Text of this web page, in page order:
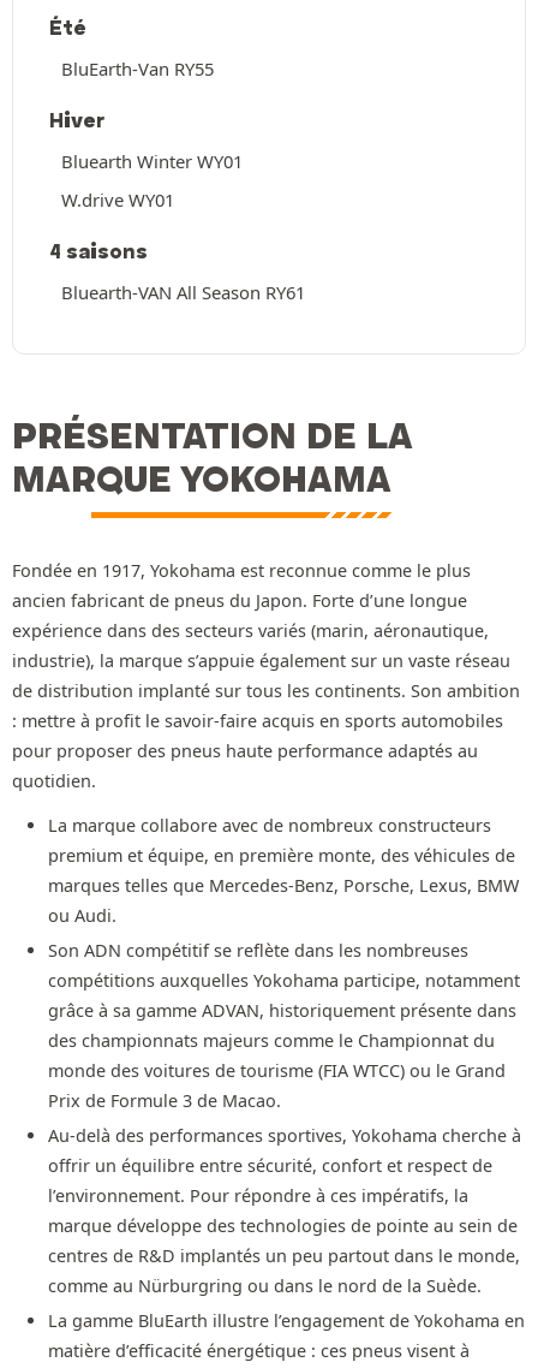
Été
BluEarth-Van RY55
Hiver
Bluearth Winter WY01
W.drive WY01
4 saisons
Bluearth-VAN All Season RY61
PRÉSENTATION DE LA
MARQUE YOKOHAMA
Fondée en 1917, Yokohama est reconnue comme le plus
ancien fabricant de pneus du Japon. Forte d’une longue
expérience dans des secteurs variés (marin, aéronautique,
industrie), la marque s’appuie également sur un vaste réseau
de distribution implanté sur tous les continents. Son ambition
: mettre à profit le savoir-faire acquis en sports automobiles
pour proposer des pneus haute performance adaptés au
quotidien.
La marque collabore avec de nombreux constructeurs
premium et équipe, en première monte, des véhicules de
marques telles que Mercedes-Benz, Porsche, Lexus, BMW
ou Audi.
Son ADN compétitif se reflète dans les nombreuses
compétitions auxquelles Yokohama participe, notamment
grâce à sa gamme ADVAN, historiquement présente dans
des championnats majeurs comme le Championnat du
monde des voitures de tourisme (FIA WTCC) ou le Grand
Prix de Formule 3 de Macao.
Au-delà des performances sportives, Yokohama cherche à
offrir un équilibre entre sécurité, confort et respect de
l’environnement. Pour répondre à ces impératifs, la
marque développe des technologies de pointe au sein de
centres de R&D implantés un peu partout dans le monde,
comme au Nürburgring ou dans le nord de la Suède.
La gamme BluEarth illustre l’engagement de Yokohama en
matière d’efficacité énergétique : ces pneus visent à